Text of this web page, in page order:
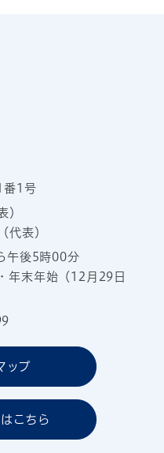
番1号
）
代表）
午後5時00分
年末年始（12月29日
ップ
こちら